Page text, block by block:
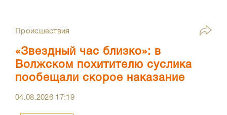
Происшествия
«Звездный час близко»: в
Волжском похитителю суслика
пообещали скорое наказание
04.08.2026 17:19